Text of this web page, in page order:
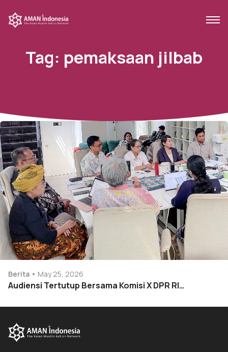
Tag: pemaksaan jilbab
Berita May 25, 2026
Audiensi Tertutup Bersama Komisi X DPR RI…